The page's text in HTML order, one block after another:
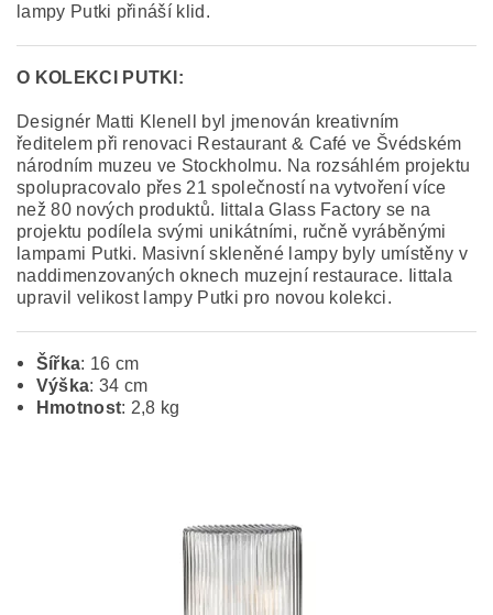
lampy Putki přináší klid.
O KOLEKCI PUTKI:
Designér Matti Klenell byl jmenován kreativním
ředitelem při renovaci Restaurant & Café ve Švédském
národním muzeu ve Stockholmu. Na rozsáhlém projektu
spolupracovalo přes 21 společností na vytvoření více
než 80 nových produktů. Iittala Glass Factory se na
projektu podílela svými unikátními, ručně vyráběnými
lampami Putki. Masivní skleněné lampy byly umístěny v
naddimenzovaných oknech muzejní restaurace. Iittala
upravil velikost lampy Putki pro novou kolekci.
Šířka: 16 cm
Výška: 34 cm
Hmotnost: 2,8 kg